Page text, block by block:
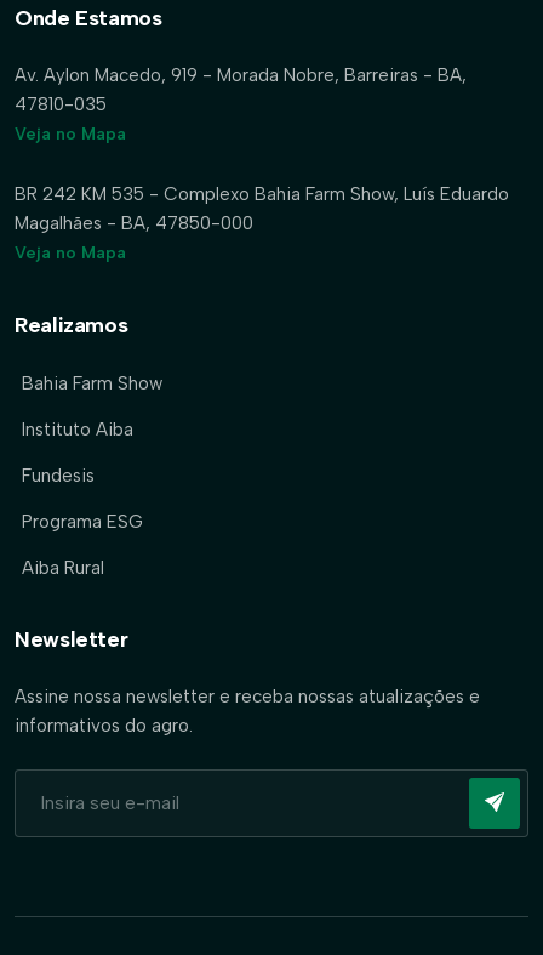
Onde Estamos
Av. Aylon Macedo, 919 - Morada Nobre, Barreiras - BA,
47810-035
Veja no Mapa
BR 242 KM 535 - Complexo Bahia Farm Show, Luís Eduardo
Magalhães - BA, 47850-000
Veja no Mapa
Realizamos
Bahia Farm Show
Instituto Aiba
Fundesis
Programa ESG
Aiba Rural
Newsletter
Assine nossa newsletter e receba nossas atualizações e
informativos do agro.